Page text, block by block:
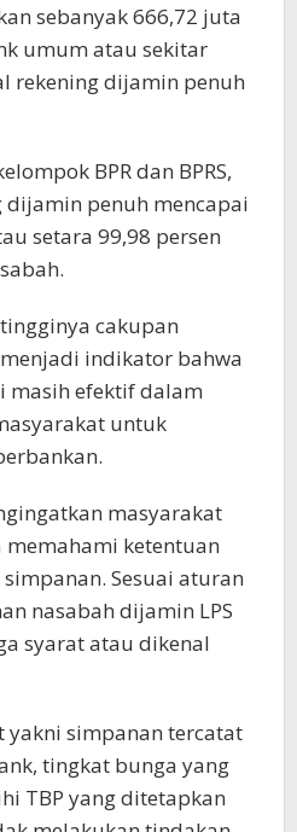
sebanyak 666,72 juta
umum atau sekitar
rekening dijamin penuh
BPR dan BPRS,
penuh mencapai
setara 99,98 persen
cakupan
indikator bahwa
masih efektif dalam
untuk
masyarakat
ketentuan
Sesuai aturan
nasabah dijamin LPS
syarat atau dikenal
yakni simpanan tercatat
tingkat bunga yang
TBP yang ditetapkan